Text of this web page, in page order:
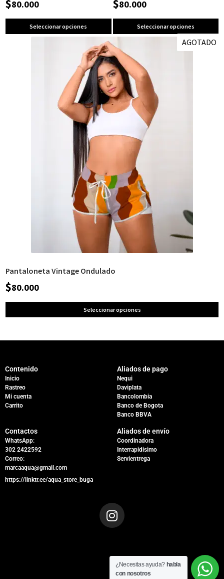
$80.000
Seleccionar opciones
$80.000
Seleccionar opciones
AGOTADO
Pantaloneta Vintage Ondulado
$80.000
Seleccionar opciones
Contenido
Inicio
Rastreo
Mi cuenta
Carrito
Aliados de pago
Nequi
Daviplata
Bancolombia
Banco de Bogota
Banco BBVA
Contactos
WhatsApp:
302 2422592
Correo:
marcaaqua@gmail.com
https://linktr.ee/aqua_store_buga
Aliados de envío
Coordinadora
Interrapidisimo
Servientrega
¿Necesitas ayuda? habla
con nosotros